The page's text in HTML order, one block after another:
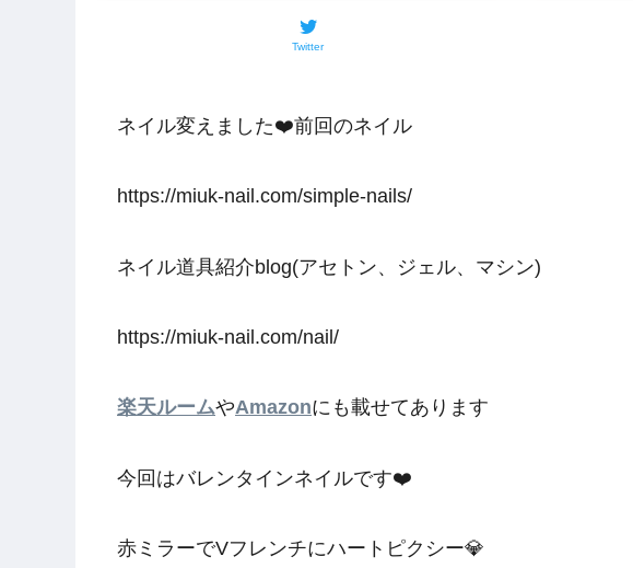
Twitter
ネイル変えました❤️前回のネイル
https://miuk-nail.com/simple-nails/
ネイル道具紹介blog(アセトン、ジェル、マシン)
https://miuk-nail.com/nail/
楽天ルームやAmazonにも載せてあります
今回はバレンタインネイルです❤️
赤ミラーでVフレンチにハートピクシー💎